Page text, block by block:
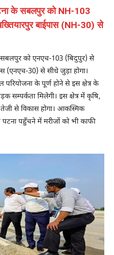
के सबलपुर को NH-103
बाईपास (NH-30) से
को एनएच-103 (बिदुपुर) से
(एनएच-30) से सीधे जुड़ा होगा।
के पूर्ण होने से इस क्षेत्र के
सम्पर्कता मिलेगी। इस क्षेत्र में कृषि,
से विकास होगा। आकस्मिक
पटना पहुँचने में मरीजों को भी काफी